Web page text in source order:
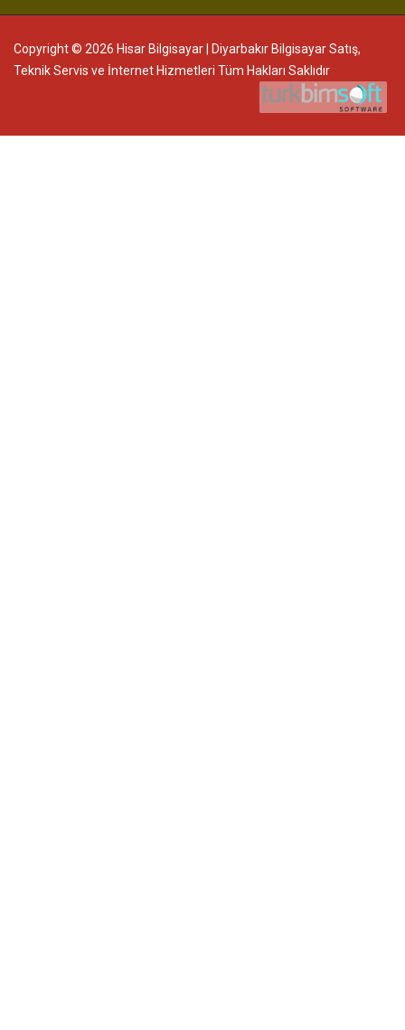
Copyright © 2026 Hisar Bilgisayar | Diyarbakır Bilgisayar Satış,
Teknik Servis ve İnternet Hizmetleri Tüm Hakları Saklıdır